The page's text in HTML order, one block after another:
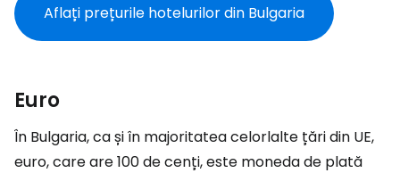
Aflați prețurile hotelurilor din Bulgaria
Euro
În Bulgaria, ca și în majoritatea celorlalte țări din UE,
euro, care are 100 de cenți, este moneda de plată